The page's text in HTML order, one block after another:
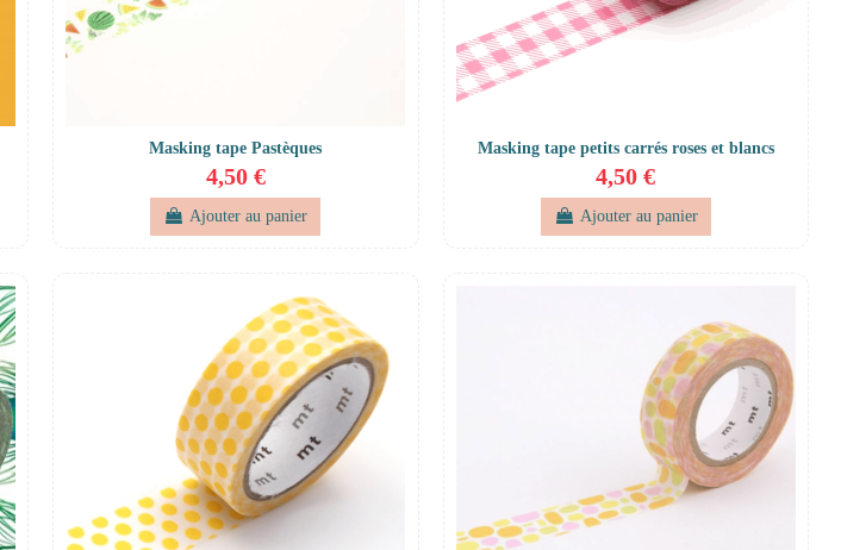
Masking tape Pastèques
4,50 €
Ajouter au panier
Masking tape petits carrés roses et blancs
4,50 €
Ajouter au panier